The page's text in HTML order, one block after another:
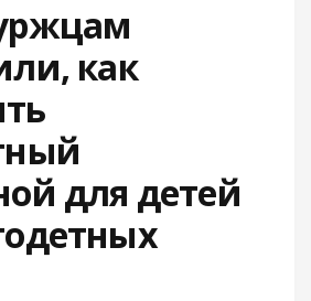
как
для детей